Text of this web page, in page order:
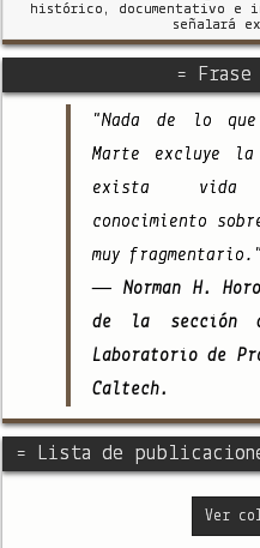
histórico, documentativo e
señalará
=
"Nada de lo que
Marte excluye
exista
conocimiento
muy fragmentario."
— Norman H.
de la sección
Laboratorio de
Caltech.
= Lista de
Ver